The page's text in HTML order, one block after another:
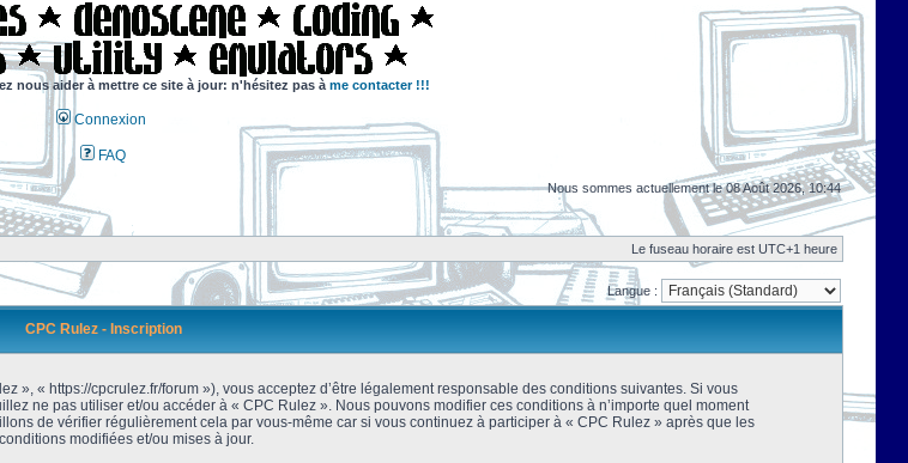
nous aider à mettre ce site à jour: n'hésitez pas à me contacter !!!
Connexion
FAQ
Nous sommes actuellement le 08 Août 2026, 10:44
Le fuseau horaire est UTC+1 heure
Langue :
CPC Rulez - Inscription
», « https://cpcrulez.fr/forum »), vous acceptez d’être légalement responsable des conditions suivantes. Si vous
ne pas utiliser et/ou accéder à « CPC Rulez ». Nous pouvons modifier ces conditions à n’importe quel moment
de vérifier régulièrement cela par vous-même car si vous continuez à participer à « CPC Rulez » après que les
modifiées et/ou mises à jour.